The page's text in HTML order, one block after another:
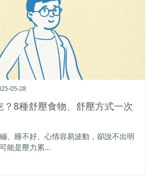
？8種舒壓食物、舒壓方式一次
05-28
、睡不好、心情容易波動，卻說不出明
能是壓力累...